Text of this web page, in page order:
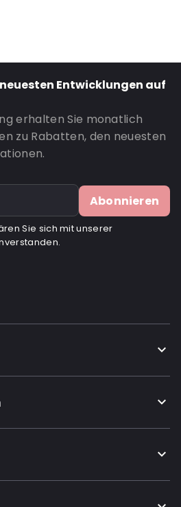
Entwicklungen auf
erhalten Sie monatlich
zu Rabatten, den neuesten
Abonnieren
Sie sich mit unserer